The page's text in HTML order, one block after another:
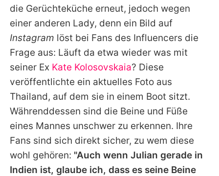
App runterladen
Team
Redaktionelle Richtlinien
Impressum
Datenschutzerklärung
Utiq verwalten
die Gerüchteküche erneut, jedoch wegen
einer anderen Lady, denn ein Bild auf
Instagram löst bei Fans des Influencers die
Frage aus: Läuft da etwa wieder was mit
seiner Ex Kate Kolosovskaia? Diese
veröffentlichte ein aktuelles Foto aus
Thailand, auf dem sie in einem Boot sitzt.
Währenddessen sind die Beine und Füße
eines Mannes unschwer zu erkennen. Ihre
Fans sind sich direkt sicher, zu wem diese
wohl gehören: "Auch wenn Julian gerade in
Indien ist, glaube ich, dass es seine Beine